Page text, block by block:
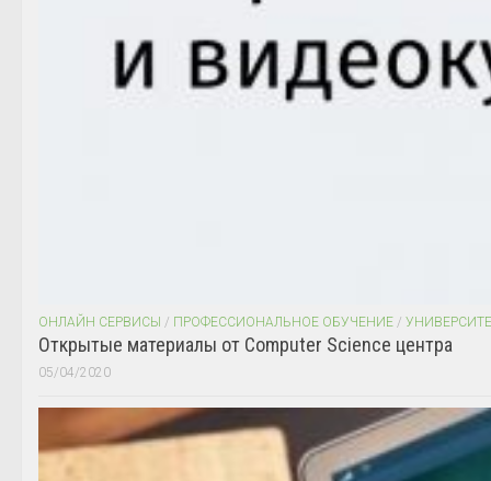
ОНЛАЙН СЕРВИСЫ / ПРОФЕССИОНАЛЬНОЕ ОБУЧЕНИЕ /
Открытые материалы от Computer Science центра
05/04/2020